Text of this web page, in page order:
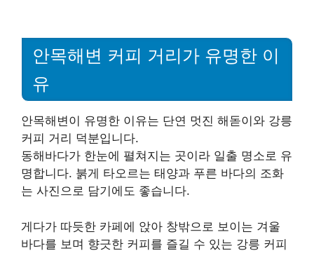
안목해변 커피 거리가 유명한 이
유
안목해변이 유명한 이유는 단연 멋진 해돋이와 강릉
커피 거리 덕분입니다.
동해바다가 한눈에 펼쳐지는 곳이라 일출 명소로 유
명합니다. 붉게 타오르는 태양과 푸른 바다의 조화
는 사진으로 담기에도 좋습니다.
게다가 따듯한 카페에 앉아 창밖으로 보이는 겨울
바다를 보며 향긋한 커피를 즐길 수 있는 강릉 커피